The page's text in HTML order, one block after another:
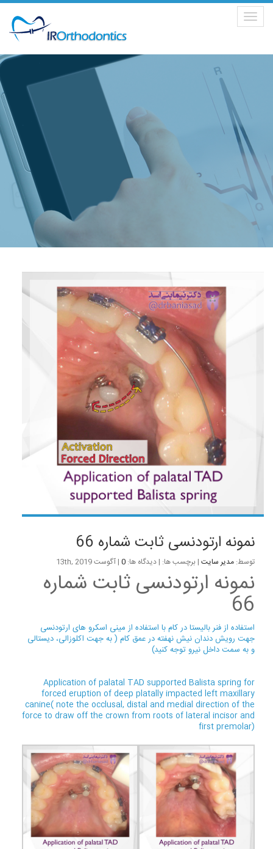
Toggle
navigation
نمونه ارتودنسی ثابت شماره 66
توسط: مدیر سایت | برچسب ها: | دیدگاه ها: 0 | آگوست 13th, 2019
نمونه ارتودنسی ثابت شماره
66
استفاده از فنر بالیستا در کام با استفاده از مینی اسکرو های ارتودنسی
جهت رویش دندان نیش نهفته در عمق کام ( به جهت اکلوزالی، دیستالی
و به سمت داخل نیرو توجه کنید)
Application of palatal TAD supported Balista spring for
forced eruption of deep platally impacted left maxillary
canine( note the occlusal, distal and medial direction of the
force to draw off the crown from roots of lateral incisor and
first premolar)